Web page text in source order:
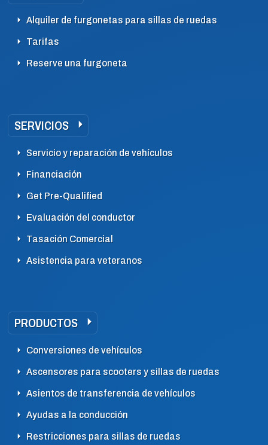
Alquiler de furgonetas para sillas de ruedas
Tarifas
Reserve una furgoneta
SERVICIOS
Servicio y reparación de vehículos
Financiación
Get Pre-Qualified
Evaluación del conductor
Tasación Comercial
Asistencia para veteranos
PRODUCTOS
Conversiones de vehículos
Ascensores para scooters y sillas de ruedas
Asientos de transferencia de vehículos
Ayudas a la conducción
Restricciones para sillas de ruedas